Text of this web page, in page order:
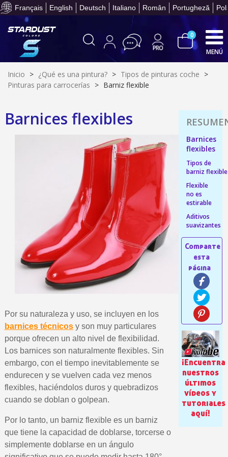
Français English Deutsch Italiano Român Portugheză
Paga en 4 plazos sin
Entrega en un
Paga en 4 plazos sin
Obtenga su presupuesto
Comparte tus
Gana puntos de
Devuelve los
5 € de descuento
Cupón de 10 € por
Suscríbete al
Entrega en un
Paga en 4 plazos sin
Obtenga su presupuesto
Comparte tus
Gana puntos de
Devuelve los
5 € de descuento
Cupón de 10 € por
Suscríbete al
0
MENÚ
Inicio > ¿Qué es una pintura? > Tipos de pinturas coche >
Pinturas para carrocerías > Barniz flexible
Barnices flexibles
Por su naturaleza y uso, se incluyen en los
barnices técnicosy son muy particulares
porque ofrecen un alto nivel de flexibilidad.
Los barnices son naturalmente flexibles. Sin
embargo, con el tiempo inevitablemente se
endurecen y se vuelven cada vez menos
flexibles, haciéndolos duros y quebradizos
cuando se doblan o golpean.
Por lo tanto, un barniz flexible es un barniz
que tiene la capacidad de doblarse, torcerse o
simplemente doblarse en un ángulo
Barnices
flexibles
Tipos de
barniz flexible
Flexible
no es
estirable
Aditivos
suavizantes
¡Encuentra
nuestros
últimos
vídeos y
tutoriales
aquí!